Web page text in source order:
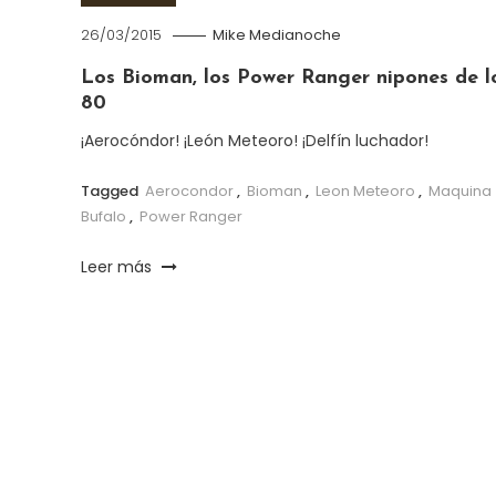
26/03/2015 Mike Medianoche
Los Bioman, los Power Ranger nipones de
80
¡Aerocóndor! ¡León Meteoro! ¡Delfín luchador!
Tagged Aerocondor, Bioman , Leon Meteoro , Maquina
Bufalo , Power Ranger
Leer más